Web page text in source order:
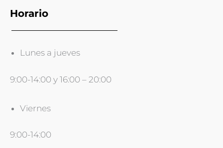
Horario
Lunes a jueves
9:00-14:00 y 16:00 – 20:00
Viernes
9:00-14:00